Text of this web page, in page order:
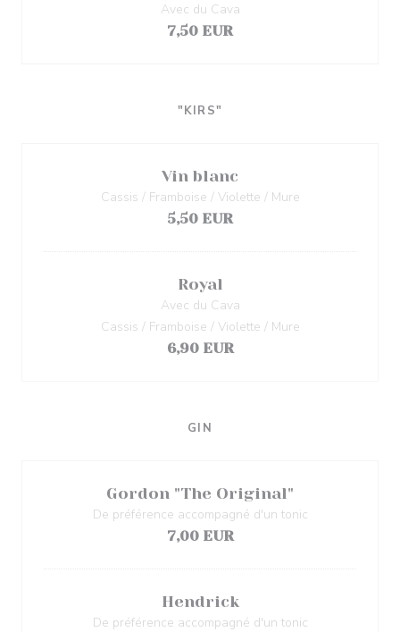
Avec du Cava
7,50 EUR
"KIRS"
Vin blanc
Cassis / Framboise / Violette / Mure
5,50 EUR
Royal
Avec du Cava
Cassis / Framboise / Violette / Mure
6,90 EUR
GIN
Gordon "The Original"
De préférence accompagné d'un tonic
7,00 EUR
Hendrick
De préférence accompagné d'un tonic